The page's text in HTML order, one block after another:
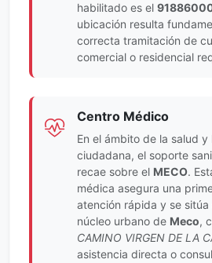
habilitado es el
ubicación resulta
correcta tramitación de
comercial o residencial
Centro Médico
En el ámbito de la salud
ciudadana, el soporte
recae sobre el MECO.
médica asegura una
atención rápida y se
núcleo urbano de Meco,
CAMINO VIRGEN DE LA
asistencia directa o